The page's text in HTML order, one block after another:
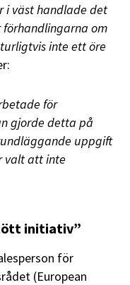
i väst handlade det
om
inte ett öre
för
gjorde detta på
uppgift
valt att inte
initiativ”
för
(European